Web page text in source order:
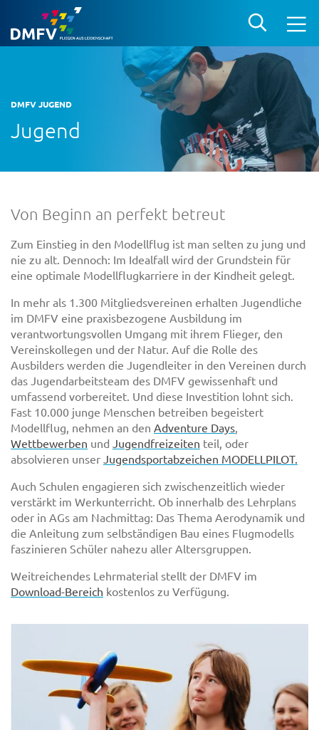
DMFV JUGEND
Jugend
Von Beginn an perfekt betreut
Zum Einstieg in den Modellflug ist man selten zu jung und
nie zu alt. Dennoch: Im Idealfall wird der Grundstein für
eine optimale Modellflugkarriere in der Kindheit gelegt.
In mehr als 1.300 Mitgliedsvereinen erhalten Jugendliche
im DMFV eine praxisbezogene Ausbildung im
verantwortungsvollen Umgang mit ihrem Flieger, den
Vereinskollegen und der Natur. Auf die Rolle des
Ausbilders werden die Jugendleiter in den Vereinen durch
das Jugendarbeitsteam des DMFV gewissenhaft und
umfassend vorbereitet. Und diese Investition lohnt sich.
Fast 10.000 junge Menschen betreiben begeistert
Modellflug, nehmen an den Adventure Days,
Wettbewerben und Jugendfreizeiten teil, oder
absolvieren unser Jugendsportabzeichen MODELLPILOT.
Auch Schulen engagieren sich zwischenzeitlich wieder
verstärkt im Werkunterricht. Ob innerhalb des Lehrplans
oder in AGs am Nachmittag: Das Thema Aerodynamik und
die Anleitung zum selbständigen Bau eines Flugmodells
faszinieren Schüler nahezu aller Altersgruppen.
Weitreichendes Lehrmaterial stellt der DMFV im
Download-Bereich kostenlos zu Verfügung.